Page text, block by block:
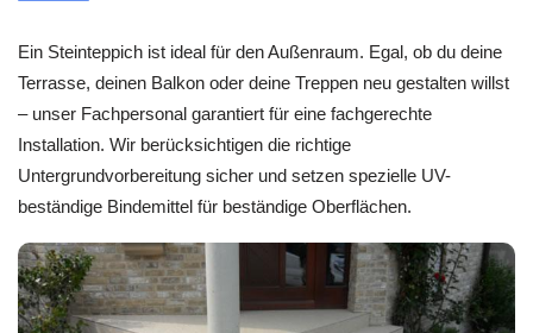
Ein Steinteppich ist ideal für den Außenraum. Egal, ob du deine
Terrasse, deinen Balkon oder deine Treppen neu gestalten willst
– unser Fachpersonal garantiert für eine fachgerechte
Installation. Wir berücksichtigen die richtige
Untergrundvorbereitung sicher und setzen spezielle UV-
beständige Bindemittel für beständige Oberflächen.